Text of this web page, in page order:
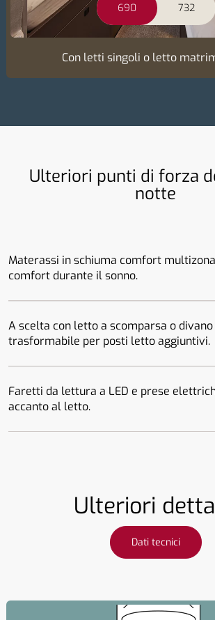
690 732
Con letti singoli o letto
Ulteriori punti di forza
notte
Materassi in schiuma comfort
comfort durante il sonno.
A scelta con letto a scomparsa o
trasformabile per posti letto aggiuntivi.
Faretti da lettura a LED e prese
accanto al letto.
Ulteriori
Dati tecnici